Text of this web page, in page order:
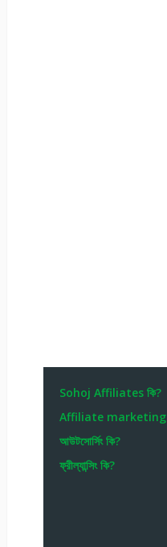
Sohoj Affiliates কি?
Affiliate marketing
আউটসোর্সিং কি?
ফ্রীল্যান্সিং কি?